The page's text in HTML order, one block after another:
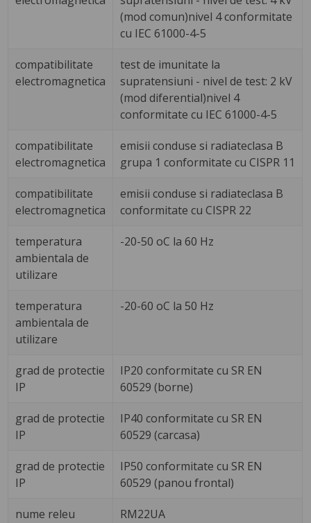
(mod comun)nivel 4 conformitate
cu IEC 61000-4-5
compatibilitate
electromagnetica
test de imunitate la
supratensiuni - nivel de test: 2 kV
(mod diferential)nivel 4
conformitate cu IEC 61000-4-5
compatibilitate
electromagnetica
emisii conduse si radiateclasa B
grupa 1 conformitate cu CISPR 11
compatibilitate
electromagnetica
emisii conduse si radiateclasa B
conformitate cu CISPR 22
temperatura
ambientala de
utilizare
-20-50 oC la 60 Hz
temperatura
ambientala de
utilizare
-20-60 oC la 50 Hz
grad de protectie
IP
IP20 conformitate cu SR EN
60529 (borne)
grad de protectie
IP
IP40 conformitate cu SR EN
60529 (carcasa)
grad de protectie
IP
IP50 conformitate cu SR EN
60529 (panou frontal)
nume releu RM22UA